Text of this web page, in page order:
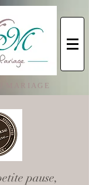
M A R I A G E
pause,